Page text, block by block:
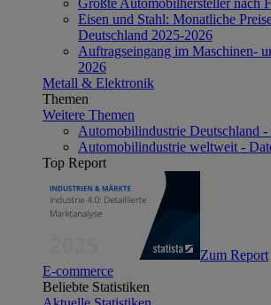
Eisen und Stahl: Monatliche
Deutschland 2025-2026
Auftragseingang im Maschinen-
2026
Metall & Elektronik
Themen
Weitere Themen
Automobilindustrie Deutschland
Automobilindustrie weltweit -
Top Report
Zum Report
E-commerce
Beliebte Statistiken